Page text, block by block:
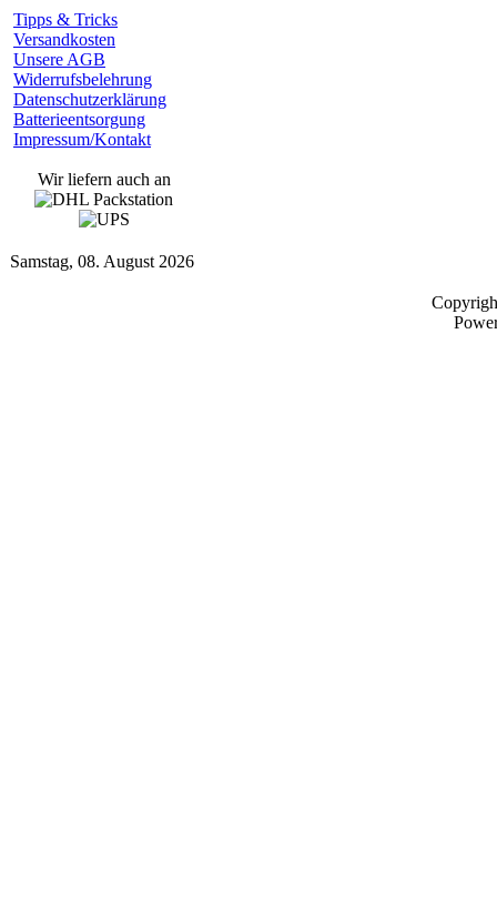
Tipps & Tricks
Versandkosten
Unsere AGB
Widerrufsbelehrung
Datenschutzerklärung
Batterieentsorgung
Impressum/Kontakt
Wir liefern auch an
Samstag, 08. August 2026